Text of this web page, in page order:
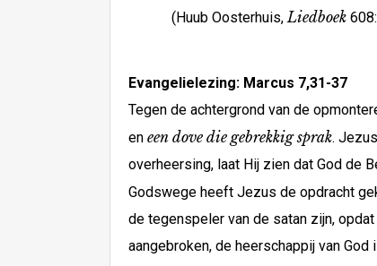
(Huub Oosterhuis,Liedboek
Evangelielezing: Marcus 7,31-37
Tegen de achtergrond van de
en een dove die gebrekkig sprak.
overheersing, laat Hij zien dat God de
Godswege heeft Jezus de opdracht
de tegenspeler van de satan zijn,
aangebroken, de heerschappij van